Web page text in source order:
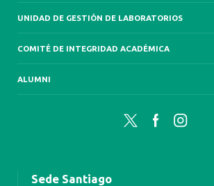
UNIDAD DE GESTIÓN DE LABORATORIOS
COMITÉ DE INTEGRIDAD ACADÉMICA
ALUMNI
Twitter FacebookInstagram
Sede Santiago